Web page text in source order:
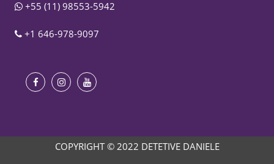
+55 (11) 98553-5942
+1 646-978-9097
COPYRIGHT © 2022 DETETIVE DANIELE